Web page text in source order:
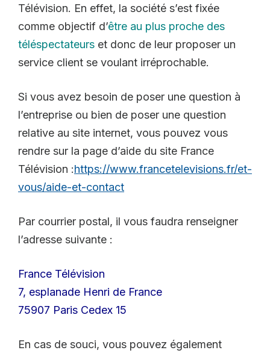
Télévision. En effet, la société s’est fixée
comme objectif d’être au plus proche des
téléspectateurs et donc de leur proposer un
service client se voulant irréprochable.
Si vous avez besoin de poser une question à
l’entreprise ou bien de poser une question
relative au site internet, vous pouvez vous
rendre sur la page d’aide du site France
Télévision :https://www.francetelevisions.fr/et-
vous/aide-et-contact
Par courrier postal, il vous faudra renseigner
l’adresse suivante :
France Télévision
7, esplanade Henri de France
75907 Paris Cedex 15
En cas de souci, vous pouvez également